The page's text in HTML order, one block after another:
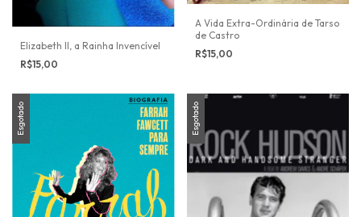
Elizabeth II, a Rainha Invencível
R$15,00
A Vida Extra-Ordinária de Tarso
de Castro
R$15,00
Esgotado Esgotado